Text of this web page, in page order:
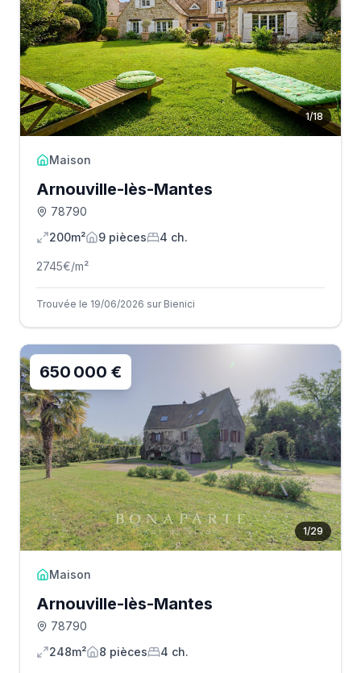
1/18
Maison
Arnouville-lès-Mantes
78790
200m²
9 pièces 4 ch.
2745€/m²
Trouvée le 19/06/2026 sur Bienici
1/29
650 000 €
Maison
Arnouville-lès-Mantes
78790
248m²
8 pièces 4 ch.